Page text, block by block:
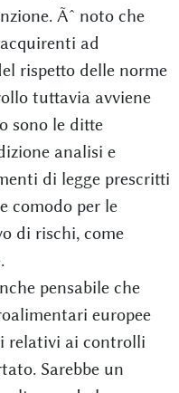
Ãˆ noto che
ad
rispetto delle norme
tuttavia avviene
sono le ditte
analisi e
di legge prescritti
comodo per le
di rischi, come
pensabile che
europee
relativi ai controlli
Sarebbe un